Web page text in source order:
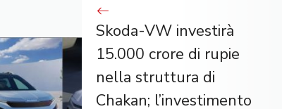
Skoda-VW investirà
15.000 crore di rupie
nella struttura di
Chakan; l’investimento